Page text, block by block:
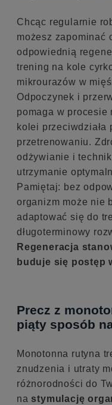
Chcąc regularnie
możesz zapominać
odpowiednią
trening na kole
mikrourazów w
Odpoczynek i
pomaga w procesie
kolei przeciwdziała
przetrenowaniu.
odżywianie i
utrzymanie
Pamiętaj: bez
organizm może nie
adaptować się do
długoterminowy
Regeneracja
buduje się postęp
Precz z
piąty sposób
Monotonna rutyna
znudzenia i utraty
różnorodności do
na stymulację